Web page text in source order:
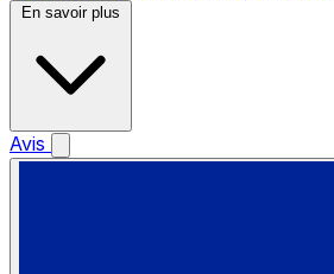
En savoir plus
Avis